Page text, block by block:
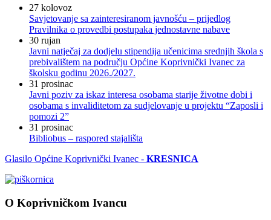
27 kolovoz
Savjetovanje sa zainteresiranom javnošću – prijedlog
Pravilnika o provedbi postupaka jednostavne nabave
30 rujan
Javni natječaj za dodjelu stipendija učenicima srednjih škola s
prebivalištem na području Općine Koprivnički Ivanec za
školsku godinu 2026./2027.
31 prosinac
Javni poziv za iskaz interesa osobama starije životne dobi i
osobama s invaliditetom za sudjelovanje u projektu “Zaposli i
pomozi 2”
31 prosinac
Bibliobus – raspored stajališta
Glasilo Općine Koprivnički Ivanec - KRESNICA
O Koprivničkom Ivancu